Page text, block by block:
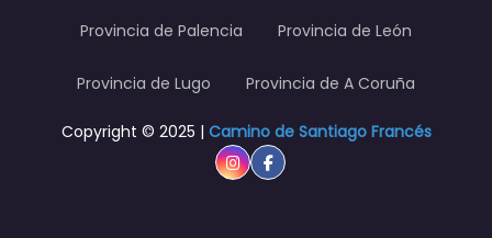
Provincia de Palencia Provincia de León
Provincia de Lugo Provincia de A Coruña
Copyright © 2025 | Camino de Santiago Francés